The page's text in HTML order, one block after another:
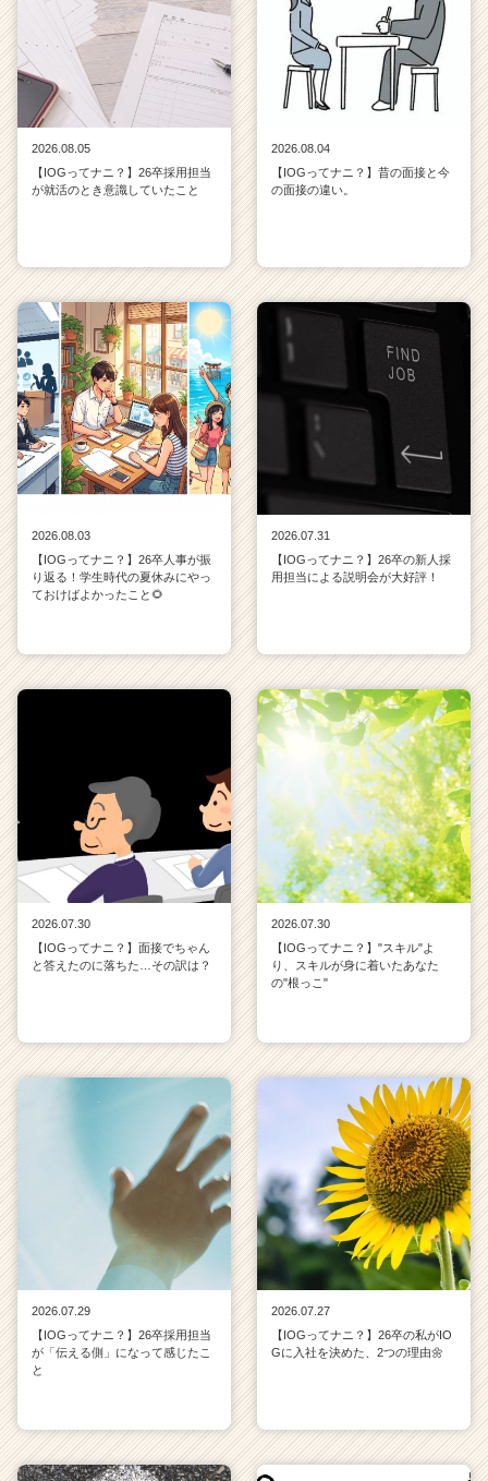
2026.08.05
【IOGってナニ？】26卒採用担当
が就活のとき意識していたこと
2026.08.04
【IOGってナニ？】昔の面接と今
の面接の違い。
2026.08.03
【IOGってナニ？】26卒人事が振
り返る！学生時代の夏休みにやっ
ておけばよかったこと🌻
2026.07.31
【IOGってナニ？】26卒の新人採
用担当による説明会が大好評！
2026.07.30
【IOGってナニ？】面接でちゃん
と答えたのに落ちた…その訳は？
2026.07.30
【IOGってナニ？】"スキル"よ
り、スキルが身に着いたあなた
の"根っこ"
2026.07.29
【IOGってナニ？】26卒採用担当
が「伝える側」になって感じたこ
と
2026.07.27
【IOGってナニ？】26卒の私がIO
Gに入社を決めた、2つの理由🌼